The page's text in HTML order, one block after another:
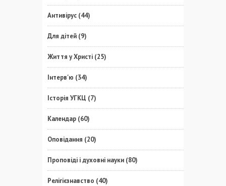
Антивірус (44)
Для дітей (9)
Життя у Христі (25)
Інтерв'ю (34)
Історія УГКЦ (7)
Календар (60)
Оповідання (20)
Проповіді і духовні науки (80)
Релігієзнавство (40)